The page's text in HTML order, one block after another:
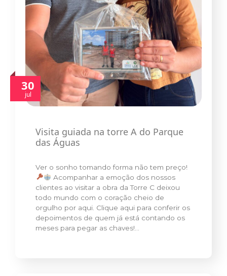
30
jul
Visita guiada na torre A do Parque
das Águas
Ver o sonho tomando forma não tem preço!
Acompanhar a emoção dos nossos
clientes ao visitar a obra da Torre C deixou
todo mundo com o coração cheio de
orgulho por aqui. Clique aqui para conferir os
depoimentos de quem já está contando os
meses para pegar as chaves!…